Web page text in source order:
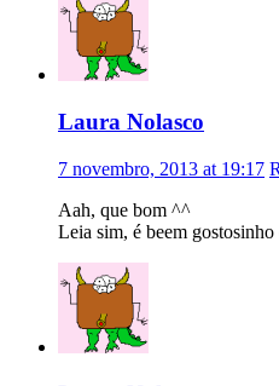
Laura Nolasco
7 novembro, 2013 at 19:17
Aah, que bom ^^
Leia sim, é beem